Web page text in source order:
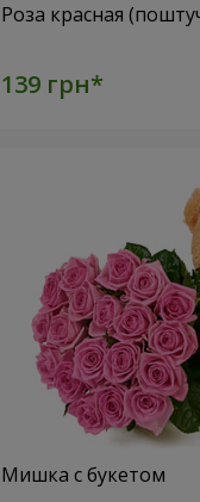
Роза красная
Мишка с букетом